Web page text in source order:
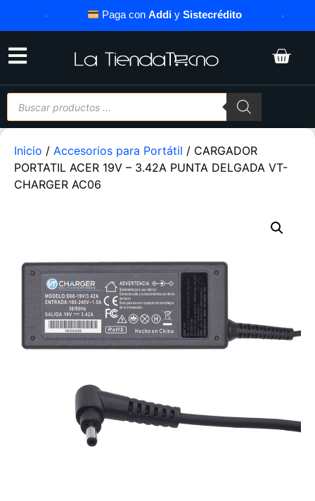
Paga conAddiySistecrédito
Inicio / Accesorios para Portátil / CARGADOR
PORTATIL ACER 19V – 3.42A PUNTA DELGADA VT-
CHARGER AC06